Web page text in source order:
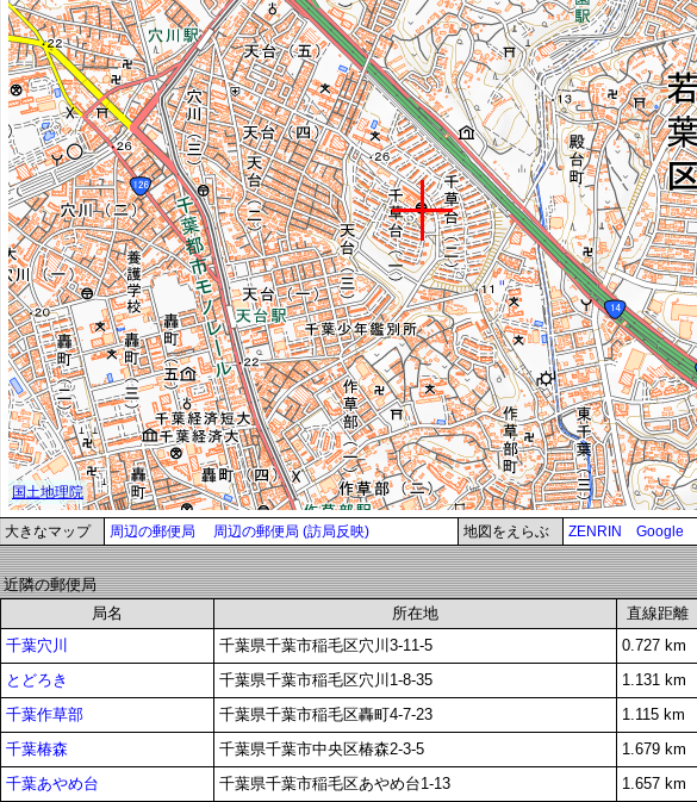
大きなマップ 周辺の郵便局 周辺の郵便局 (訪局反映) 地図をえらぶ ZENRIN Google
近隣の郵便局
局名
所在地 直線距離
千葉穴川
千葉県千葉市稲毛区穴川3-11-5 0.727 km
とどろき
千葉県千葉市稲毛区穴川1-8-35 1.131 km
千葉作草部
千葉県千葉市稲毛区轟町4-7-23 1.115 km
千葉椿森
千葉県千葉市中央区椿森2-3-5 1.679 km
千葉あやめ台
千葉県千葉市稲毛区あやめ台1-13 1.657 km